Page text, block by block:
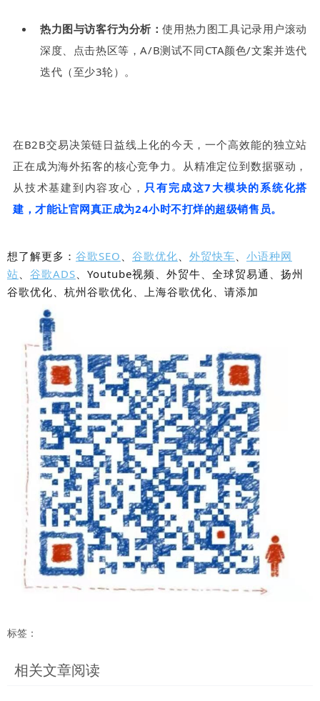
热力图与访客行为分析：使用热力图工具记录用户滚动
深度、点击热区等，A/B测试不同CTA颜色/文案并迭代
迭代（至少3轮）。
在B2B交易决策链日益线上化的今天，一个高效能的独立站
正在成为海外拓客的核心竞争力。从精准定位到数据驱动，
从技术基建到内容攻心， 只有完成这7大模块的系统化搭
建，才能让官网真正成为24小时不打烊的超级销售员。
想了解更多： 谷歌SEO 、 谷歌优化、 外贸快车、 小语种网
站、 谷歌ADS、Youtube视频、外贸牛、全球贸易通、扬州
谷歌优化、杭州谷歌优化、上海谷歌优化、请添加
标签：
相关文章阅读